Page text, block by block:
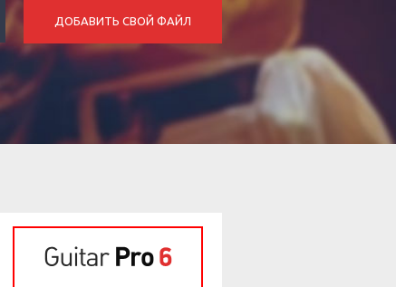
ДОБАВИТЬ СВОЙ ФАЙЛ